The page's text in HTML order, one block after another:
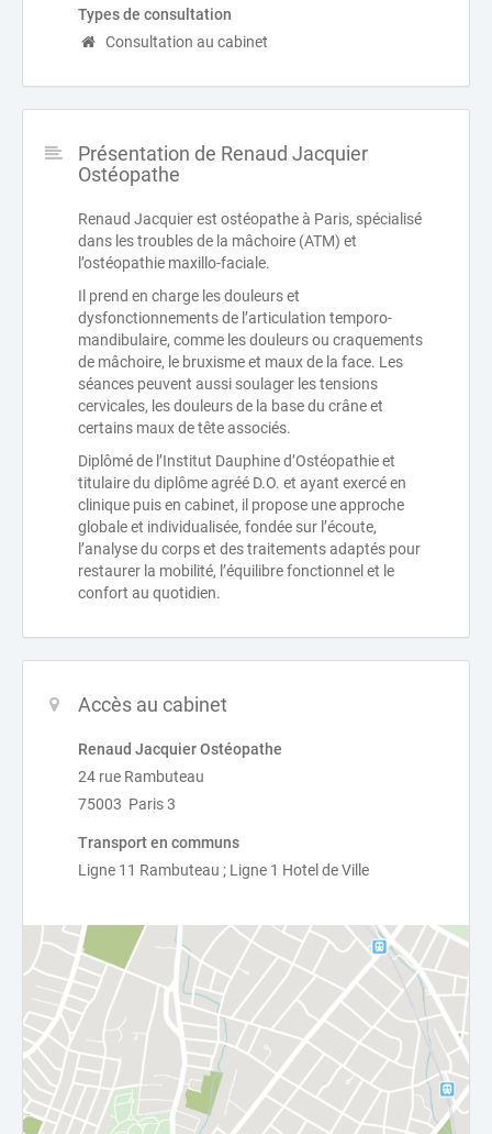
Types de consultation
Consultation au cabinet
Présentation de Renaud Jacquier
Ostéopathe
Renaud Jacquier est ostéopathe à Paris, spécialisé
dans les troubles de la mâchoire (ATM) et
l’ostéopathie maxillo-faciale.
Il prend en charge les douleurs et
dysfonctionnements de l’articulation temporo-
mandibulaire, comme les douleurs ou craquements
de mâchoire, le bruxisme et maux de la face. Les
séances peuvent aussi soulager les tensions
cervicales, les douleurs de la base du crâne et
certains maux de tête associés.
Diplômé de l’Institut Dauphine d’Ostéopathie et
titulaire du diplôme agréé D.O. et ayant exercé en
clinique puis en cabinet, il propose une approche
globale et individualisée, fondée sur l’écoute,
l’analyse du corps et des traitements adaptés pour
restaurer la mobilité, l’équilibre fonctionnel et le
confort au quotidien.
Accès au cabinet
Renaud Jacquier Ostéopathe
24 rue Rambuteau
75003 Paris 3
Transport en communs
Ligne 11 Rambuteau ; Ligne 1 Hotel de Ville